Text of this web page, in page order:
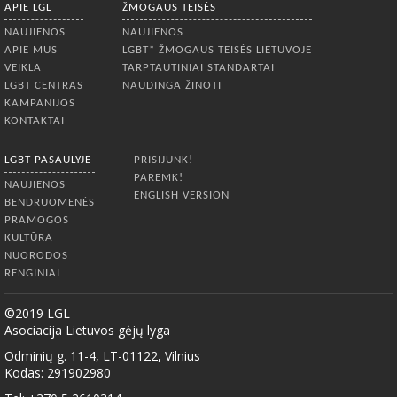
APIE LGL
NAUJIENOS
APIE MUS
VEIKLA
LGBT CENTRAS
KAMPANIJOS
KONTAKTAI
ŽMOGAUS TEISĖS
NAUJIENOS
LGBT* ŽMOGAUS TEISĖS LIETUVOJE
TARPTAUTINIAI STANDARTAI
NAUDINGA ŽINOTI
LGBT PASAULYJE
NAUJIENOS
BENDRUOMENĖS
PRAMOGOS
KULTŪRA
NUORODOS
RENGINIAI
PRISIJUNK!
PAREMK!
ENGLISH VERSION
©2019 LGL
Asociacija Lietuvos gėjų lyga
Odminių g. 11-4, LT-01122, Vilnius
Kodas: 291902980